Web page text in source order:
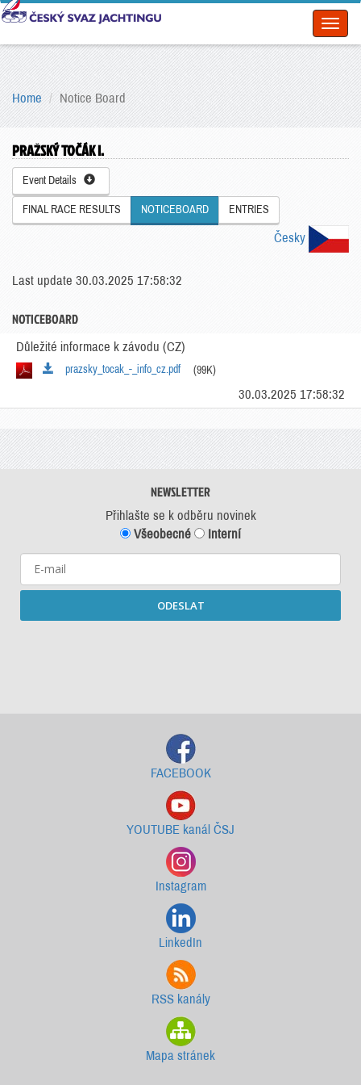
Home Notice Board
PRAŽSKÝ TOČÁK I.
Event Details
FINAL RACE RESULTS NOTICEBOARD ENTRIES
Česky
Last update 30.03.2025 17:58:32
NOTICEBOARD
Důležité informace k závodu (CZ)
prazsky_tocak_-_info_cz.pdf (99K)
30.03.2025 17:58:32
NEWSLETTER
Přihlašte se k odběru novinek
Všeobecné
Interní
ODESLAT
FACEBOOK
YOUTUBE kanál ČSJ
Instagram
LinkedIn
RSS kanály
Mapa stránek